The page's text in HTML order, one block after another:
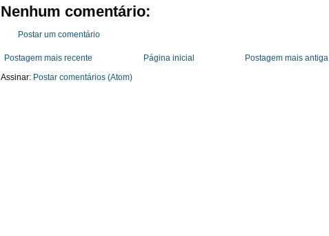
Nenhum comentário:
Postar um comentário
Postagem mais recente Postagem mais antiga
Página inicial
Assinar: Postar comentários (Atom)